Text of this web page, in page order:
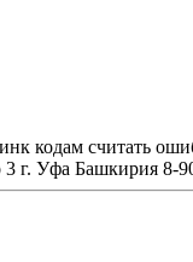
кодам считать
3 г. Уфа Башкирия 8-